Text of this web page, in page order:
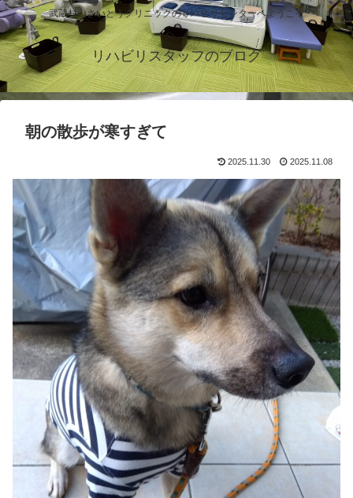
武蔵村山さいとうクリニックのリハビリセンターへようこそ
リハビリスタッフのブログ
朝の散歩が寒すぎて
2025.11.30 2025.11.08